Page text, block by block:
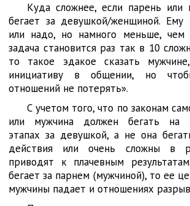
Куда сложнее, если парень или
бегает за девушкой/женщиной. Ему
или надо, но намного меньше, чем
задача становится раз так в 10
то такое эдакое сказать
инициативу в общении, но
отношений не потерять».
С учетом того, что по законам
или мужчина должен бегать на
этапах за девушкой, а не она
действия или очень сложны в
приводят к плачевным
бегает за парнем (мужчиной), то ее
мужчины падает и отношениях